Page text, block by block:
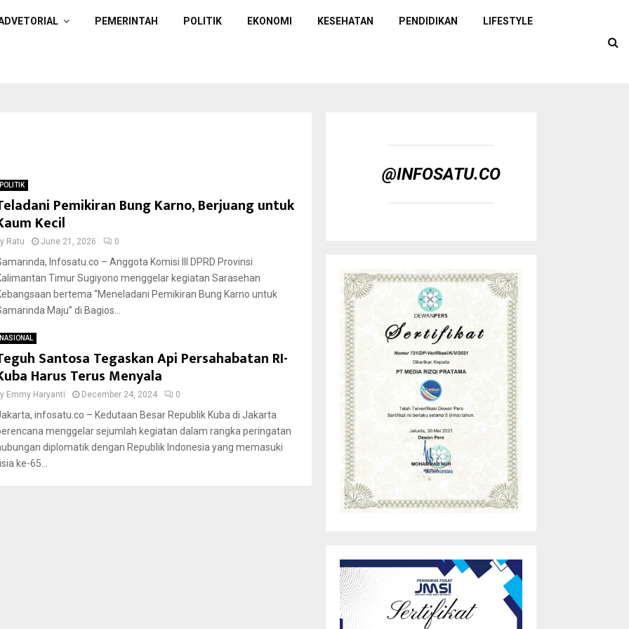
PEMERINTAH POLITIK EKONOMI KESEHATAN PENDIDIKAN LIFESTYLE
POLITIK
Pemikiran Bung Karno, Berjuang untuk
Kecil
Ratu June 21, 2026 0
Infosatu.co – Anggota Komisi III DPRD Provinsi
Timur Sugiyono menggelar kegiatan Sarasehan
bertema “Meneladani Pemikiran Bung Karno untuk
Maju” di Bagios...
NASIONAL
Santosa Tegaskan Api Persahabatan RI-
Harus Terus Menyala
Emmy Haryanti December 24, 2024 0
infosatu.co – Kedutaan Besar Republik Kuba di Jakarta
menggelar sejumlah kegiatan dalam rangka peringatan
diplomatik dengan Republik Indonesia yang memasuki
ke-65...
@INFOSATU.CO